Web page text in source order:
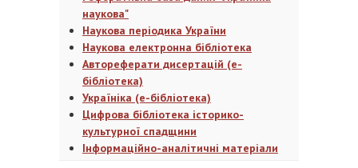
наукова"
Наукова періодика України
Наукова електронна бібліотека
Автореферати дисертацій (е-
бібліотека)
Україніка (е-бібліотека)
Цифрова бібліотека історико-
культурної спадщини
Інформаційно-аналітичні матеріали